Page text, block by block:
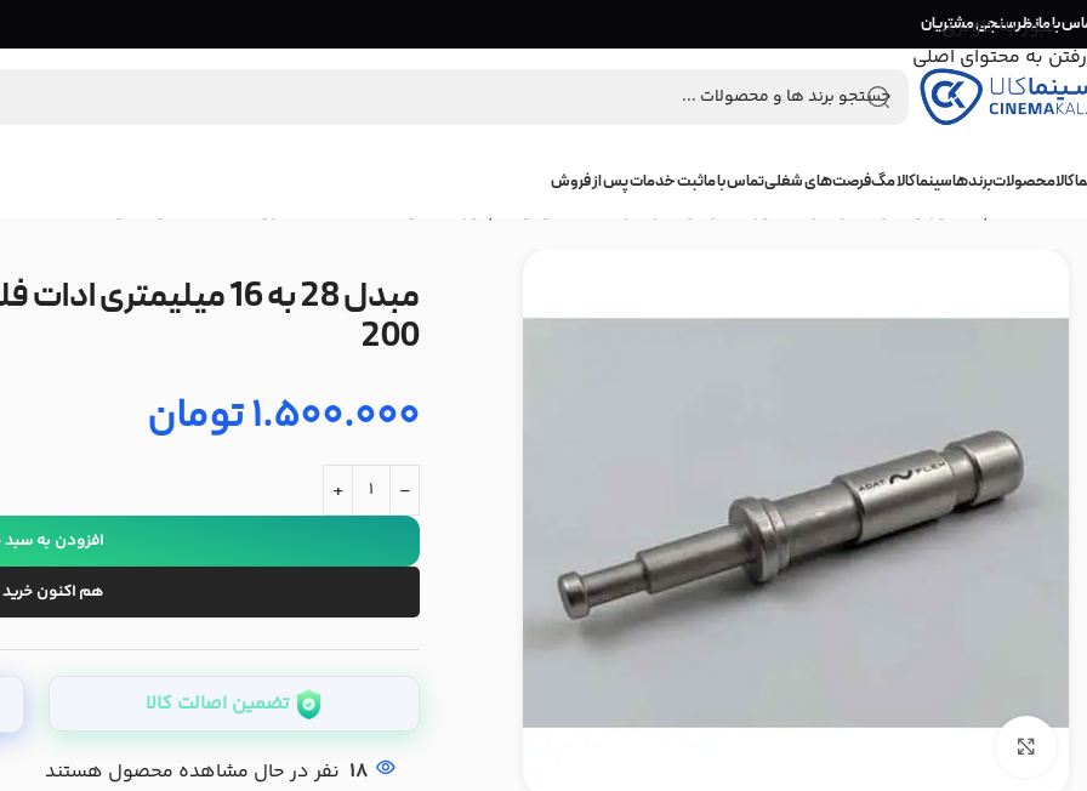
عبور به ناوبری
رفتن به محتوای اصلی
با مانظرسنجی مشتریان
کالامحصولاتبرندهاسینما کالا مگفرصت‌های شغلیتماس با ماثبت خدمات پس از فروش
200
1.500.000تومان
-
+
افزودن به سبد
هم اکنون خرید
تضمین اصالت کالا
18 نفر در حال مشاهده محصول هستند